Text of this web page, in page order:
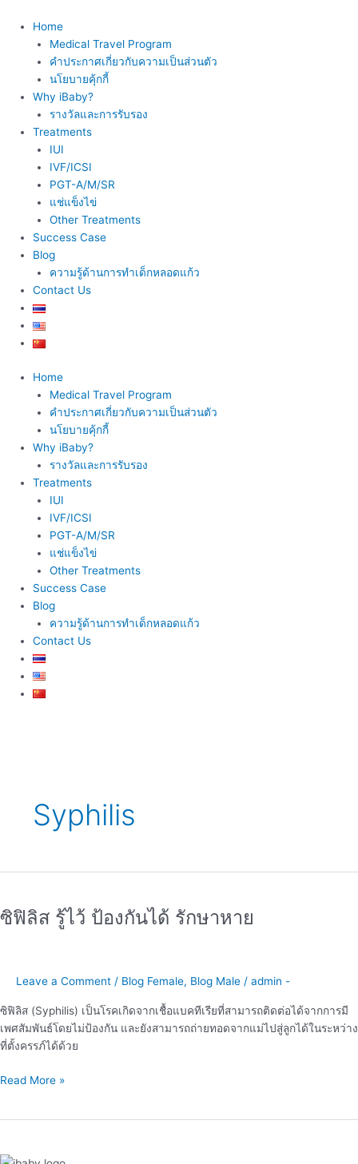
content
Home
Medical Travel Program
คำประกาศเกี่ยวกับความเป็นส่วนตัว
นโยบายคุ้กกี้
Why iBaby?
รางวัลและการรับรอง
Treatments
IUI
IVF/ICSI
PGT-A/M/SR
แช่แข็งไข่
Other Treatments
Success Case
Blog
ความรู้ด้านการทำเด็กหลอดแก้ว
Contact Us
Home
Medical Travel Program
คำประกาศเกี่ยวกับความเป็นส่วนตัว
นโยบายคุ้กกี้
Why iBaby?
รางวัลและการรับรอง
Treatments
IUI
IVF/ICSI
PGT-A/M/SR
แช่แข็งไข่
Other Treatments
Success Case
Blog
ความรู้ด้านการทำเด็กหลอดแก้ว
Contact Us
Syphilis
ซิฟิลิส รู้ไว้ ป้องกันได้ รักษาหาย
Leave a Comment / Blog Female, Blog Male / admin -
ซิฟิลิส (Syphilis) เป็นโรคเกิดจากเชื้อแบคทีเรียที่สามารถติดต่อได้จากการมี
เพศสัมพันธ์โดยไม่ป้องกัน และยังสามารถถ่ายทอดจากแม่ไปสู่ลูกได้ในระหว่าง
ที่ตั้งครรภ์ได้ด้วย
ไว้
หาย
Read More »